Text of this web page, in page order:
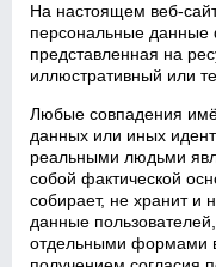
На настоящем
персональные данные
представленная на
иллюстративный или
Любые совпадения
данных или иных
реальными людьми
собой фактической
собирает, не хранит и
данные
отдельными формами